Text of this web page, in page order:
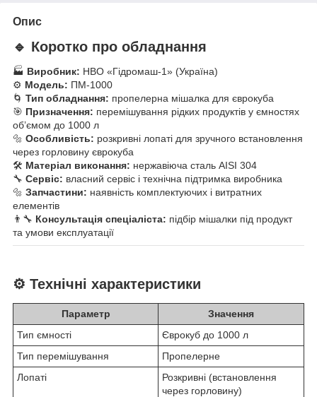
Опис
🔹 Коротко про обладнання
🏭 Виробник: НВО «Гідромаш-1» (Україна)
⚙️ Модель: ПМ-1000
🌀 Тип обладнання: пропелерна мішалка для єврокуба
🎯 Призначення: перемішування рідких продуктів у ємностях
об’ємом до 1000 л
🔩 Особливість: розкривні лопаті для зручного встановлення
через горловину єврокуба
🛠 Матеріал виконання: нержавіюча сталь AISI 304
🔧 Сервіс: власний сервіс і технічна підтримка виробника
🔩 Запчастини: наявність комплектуючих і витратних
елементів
👨‍🔧 Консультація спеціаліста: підбір мішалки під продукт
та умови експлуатації
⚙️ Технічні характеристики
Параметр
Значення
Тип ємності
Єврокуб до 1000 л
Тип перемішування
Пропелерне
Лопаті
Розкривні (встановлення
через горловину)